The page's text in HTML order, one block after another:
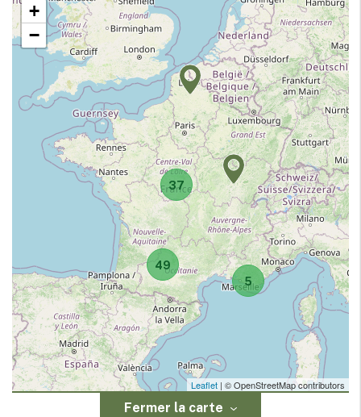
5
37
49
+
−
Leaflet | © OpenStreetMap contributors
Fermer la carte